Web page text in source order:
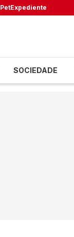
PetExpediente
SOCIEDADE